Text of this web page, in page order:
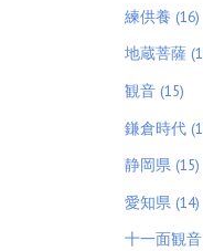
練供養 (16)
地蔵菩薩
観音 (15)
鎌倉時代
静岡県 (15)
愛知県 (14)
十一面観音